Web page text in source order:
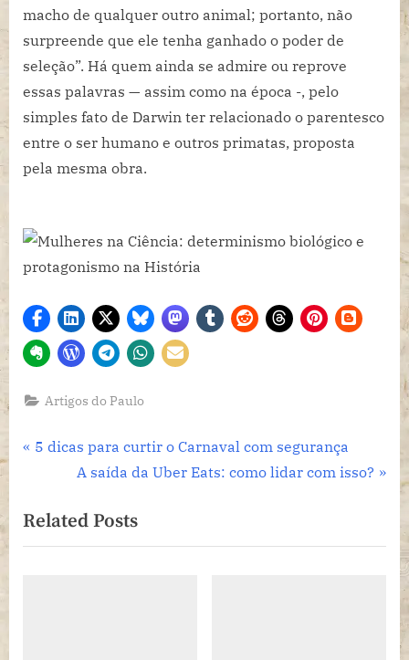
macho de qualquer outro animal; portanto, não
surpreende que ele tenha ganhado o poder de
seleção”. Há quem ainda se admire ou reprove
essas palavras — assim como na época -, pelo
simples fato de Darwin ter relacionado o parentesco
entre o ser humano e outros primatas, proposta
pela mesma obra.
Artigos do Paulo
Navegação
Post
P
v
i
5 dicas para curtir o Carnaval com segurança
N
x
t
A saída da Uber Eats: como lidar com isso?
Related Posts